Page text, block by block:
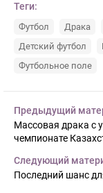
Теги:
Футбол Драка
Детский футбол
Футбольное поле
Предыдущий
Массовая драка с
чемпионате
Следующий
Последний шанс